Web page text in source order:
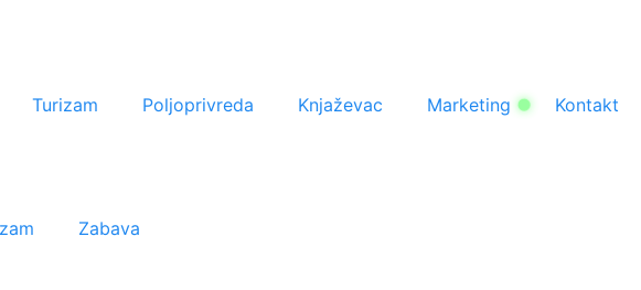
Turizam Poljoprivreda Knjaževac Marketing Kontakt
Zabava